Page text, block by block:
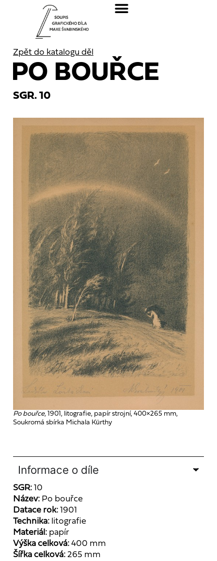
Zpět do katalogu děl
PO BOUŘCE
SGR. 10
Po bouřce, 1901, litografie, papír strojní, 400×265 mm,
Soukromá sbírka Michala Kürthy
Informace o díle
SGR: 10
Název: Po bouřce
Datace rok: 1901
Technika: litografie
Materiál: papír
Výška celková: 400 mm
Šířka celková: 265 mm